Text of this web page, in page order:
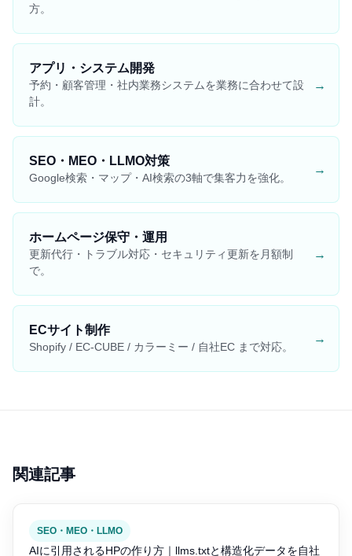
方。
アプリ・システム開発
予約・顧客管理・社内業務システムを業務に合わせて設
計。
→
SEO・MEO・LLMO対策
Google検索・マップ・AI検索の3軸で集客力を強化。
→
ホームページ保守・運用
更新代行・トラブル対応・セキュリティ更新を月額制
で。
→
ECサイト制作
Shopify / EC-CUBE / カラーミー / 自社EC まで対応。
→
関連記事
SEO・MEO・LLMO
AIに引用されるHPの作り方｜llms.txtと構造化データを自社